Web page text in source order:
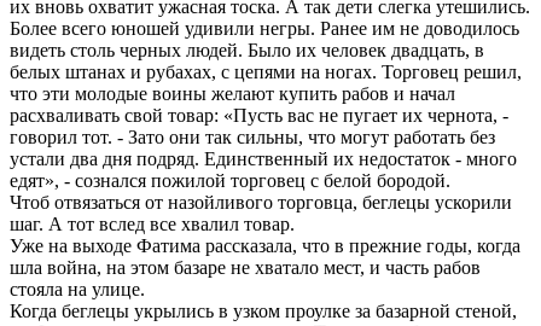
их вновь охватит ужасная тоска. А так дети слегка утешились.
Более всего юношей удивили негры. Ранее им не доводилось
видеть столь черных людей. Было их человек двадцать, в
белых штанах и рубахах, с цепями на ногах. Торговец решил,
что эти молодые воины желают купить рабов и начал
расхваливать свой товар: «Пусть вас не пугает их чернота, -
говорил тот. - Зато они так сильны, что могут работать без
устали два дня подряд. Единственный их недостаток - много
едят», - сознался пожилой торговец с белой бородой.
Чтоб отвязаться от назойливого торговца, беглецы ускорили
шаг. А тот вслед все хвалил товар.
Уже на выходе Фатима рассказала, что в прежние годы, когда
шла война, на этом базаре не хватало мест, и часть рабов
стояла на улице.
Когда беглецы укрылись в узком проулке за базарной стеной,